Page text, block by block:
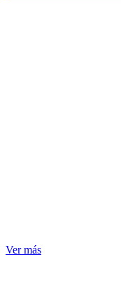
Ver más